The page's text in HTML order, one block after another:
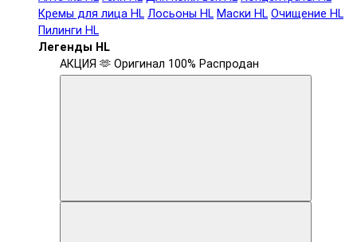
Кремы для лица HL Лосьоны HL Маски HL Очищение HL
Пилинги HL
Легенды HL
АКЦИЯ 🫶 Оригинал 100% Распродан